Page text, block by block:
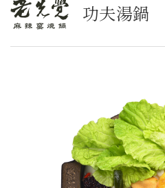
功夫湯鍋